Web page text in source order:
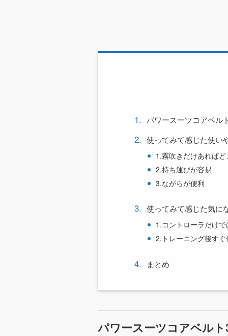
パワースーツコアベル
使ってみて感じた使い
1.霧吹きだけあれば
2.持ち運びが容易
3.ながらが便利
使ってみて感じた気に
1.コントローラだけ
2.トレーニング後す
まとめ
パワースーツコアベル